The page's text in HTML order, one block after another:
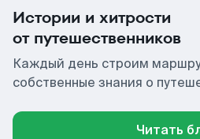
Истории и хитрости
от путешественников
Каждый день строим
собственные знания о
Читать